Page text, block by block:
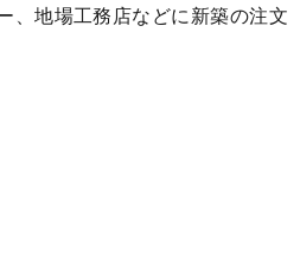
、地場工務店などに新築の注文